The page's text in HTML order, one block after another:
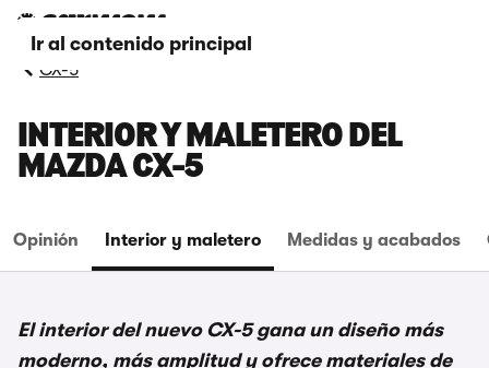
Ir al contenido principal
CX-5
INTERIOR Y MALETERO DEL
MAZDA CX-5
Opinión Interior y maletero Medidas y acabados
El interior del nuevo CX-5 gana un diseño más
moderno, más amplitud y ofrece materiales de